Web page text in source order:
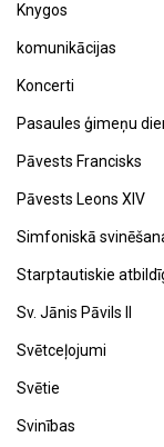
Knygos
komunikācijas
Koncerti
Pasaules ģimeņu
Pāvests Francisks
Pāvests Leons XIV
Simfoniskā
Starptautiskie
Sv. Jānis Pāvils II
Svētceļojumi
Svētie
Svinības